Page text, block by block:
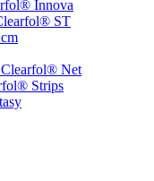
Innova
ST
Clearfol® Net
Strips